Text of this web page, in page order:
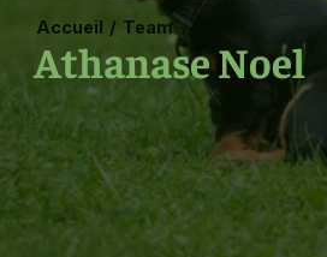
Accueil / Team
Athanase Noel